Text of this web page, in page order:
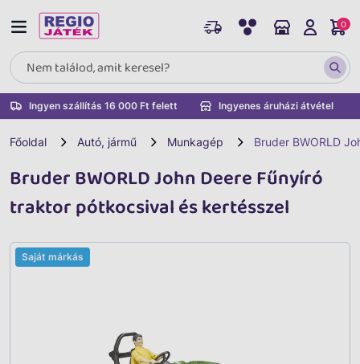
Ingyen szállítás 16 000 Ft felett Ingyenes áruházi átvétel
0
Főoldal Autó, jármű Munkagép Bruder BWORLD
Bruder BWORLD John Deere Fűnyíró
traktor pótkocsival és kertésszel
Saját márkás